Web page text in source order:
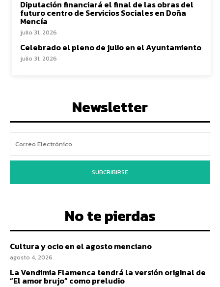
Diputación financiará el final de las obras del
futuro centro de Servicios Sociales en Doña
Mencía
julio 31, 2026
Celebrado el pleno de julio en el Ayuntamiento
julio 31, 2026
Newsletter
SUBCRIBIRSE
No te pierdas
Cultura y ocio en el agosto menciano
agosto 4, 2026
La Vendimia Flamenca tendrá la versión original de
“El amor brujo” como preludio